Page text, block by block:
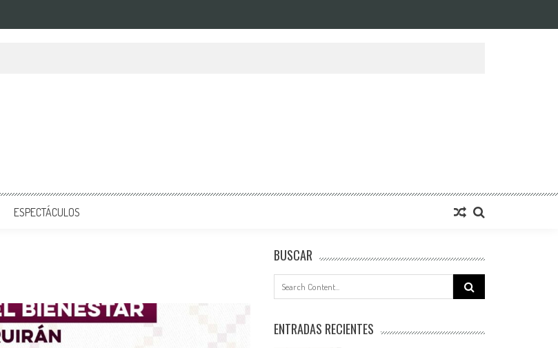
ESPECTÁCULOS
BUSCAR
Search
for:
ENTRADAS RECIENTES